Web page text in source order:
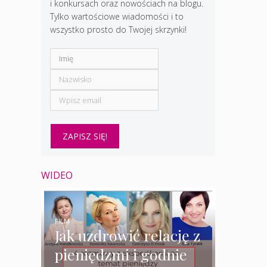
i konkursach oraz nowościach na blogu.
Tylko wartościowe wiadomości i to
wszystko prosto do Twojej skrzynki!
WIDEO
Jak uzdrowić relację z
pieniędzmi i godnie
FILM